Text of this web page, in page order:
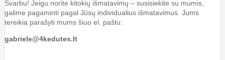
Svarbu! Jeigu norite kitokių išmatavimų – susisiekite su mumis,
galime pagaminti pagal Jūsų individualius išmatavimus Jums
tereikia parašyti mums šiuo el. paštu:
gabriele@4kedutes.lt